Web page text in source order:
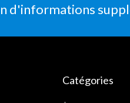
d'informations
Catégories